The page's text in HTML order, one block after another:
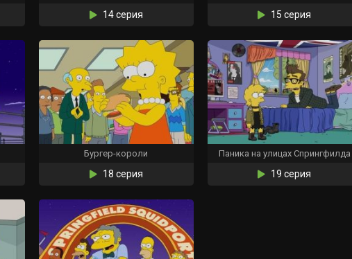
14 серия 15 серия
Бургер-короли
18 серия
Паника на улицах Спрингфилда
19 серия